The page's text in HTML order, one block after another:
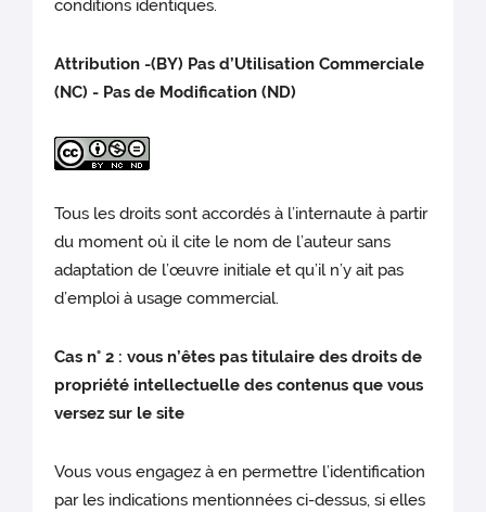
conditions identiques.
Attribution -(BY) Pas d’Utilisation Commerciale
(NC) - Pas de Modification (ND)
Tous les droits sont accordés à l’internaute à partir
du moment où il cite le nom de l’auteur sans
adaptation de l’œuvre initiale et qu’il n’y ait pas
d’emploi à usage commercial.
Cas n° 2 : vous n’êtes pas titulaire des droits de
propriété intellectuelle des contenus que vous
versez sur le site
Vous vous engagez à en permettre l’identification
par les indications mentionnées ci-dessus, si elles